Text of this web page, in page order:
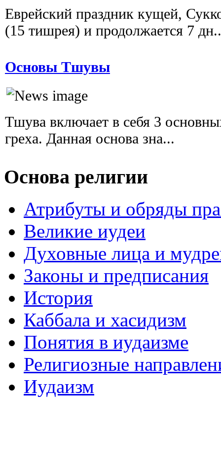
Еврейский праздник кущей,
(15 тишрея) и продолжается 7
Основы Тшувы
Тшува включает в себя 3
греха. Данная основа зна...
Основа религии
Атрибуты и обряды
Великие иудеи
Духовные лица и
Законы и предписания
История
Каббала и хасидизм
Понятия в иудаизме
Религиозные
Иудаизм